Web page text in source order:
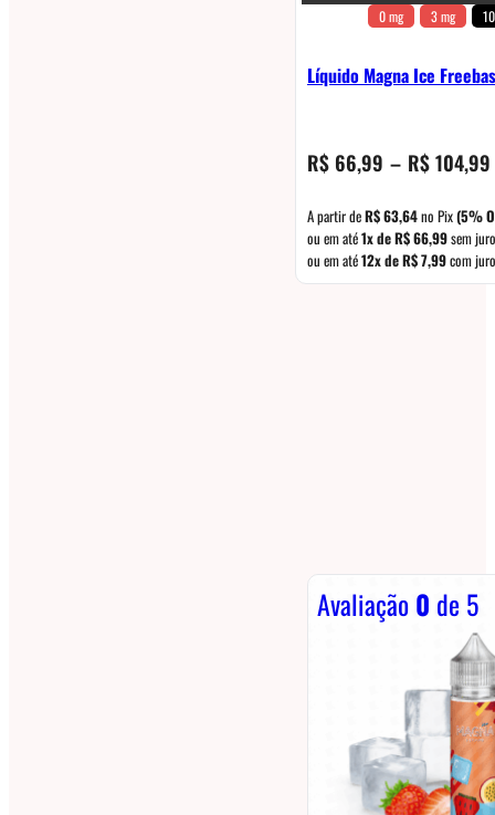
0 mg 3 mg
Líquido Magna Ice
R$ 66,99 – R$104,99
A partir deR$63,64no Pix(5%
ou em até1x deR$66,99sem
ou em até12x deR$7,99com
Avaliação0 de 5